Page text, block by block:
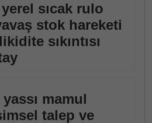
sıcak rulo
stok hareketi
sıkıntısı
mamul
talep ve